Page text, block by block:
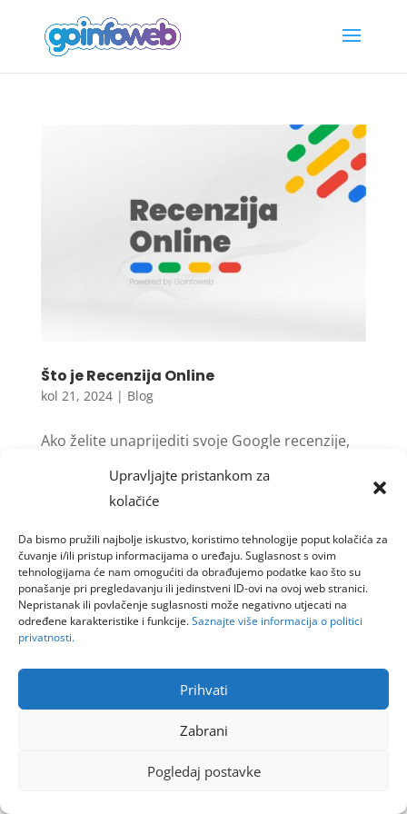
Upravljajte pristankom za
kolačiće
Da bismo pružili najbolje iskustvo, koristimo tehnologije poput kolačića za
čuvanje i/ili pristup informacijama o uređaju. Suglasnost s ovim
tehnologijama će nam omogućiti da obrađujemo podatke kao što su
ponašanje pri pregledavanju ili jedinstveni ID-ovi na ovoj web stranici.
Nepristanak ili povlačenje suglasnosti može negativno utjecati na
određene karakteristike i funkcije.Saznajte više informacija o politici
privatnosti.
Prihvati
Zabrani
Pogledaj postavke
Što je Recenzija Online
kol 21, 2024| Blog
Ako želite unaprijediti svoje Google recenzije,
posjetite naše poveznice u podnožju. Tamo
smo pripremili korisne informacije vezane uz
zaboravite odvojiti trenutak i istražiti naše
riješenje pod nazivom Recenzija Online. Što je...